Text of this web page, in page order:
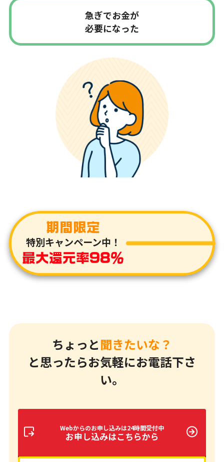
急ぎでお金が
必要になった
期間限定
特別キャンペーン中！
最大還元率98％
ちょっと聞きたいな？
と思ったらお気軽にお電話下さ
い。
Webからのお申し込みは24時間受付中
お申し込みはこちらから